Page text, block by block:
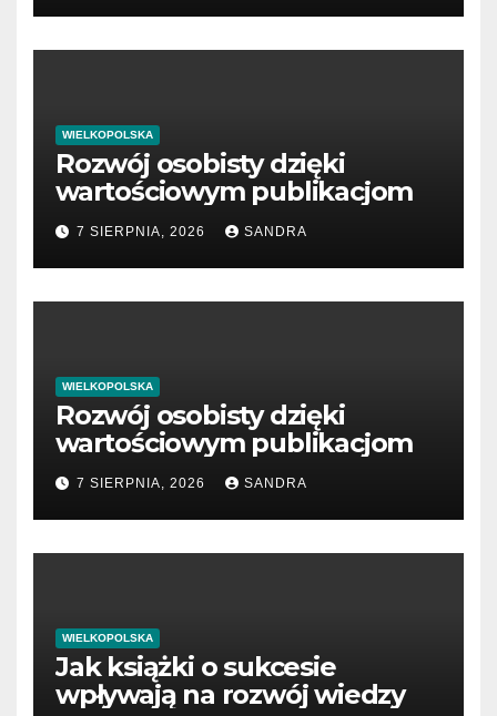
WIELKOPOLSKA
Rozwój osobisty dzięki
wartościowym publikacjom
7 SIERPNIA, 2026 SANDRA
WIELKOPOLSKA
Rozwój osobisty dzięki
wartościowym publikacjom
7 SIERPNIA, 2026 SANDRA
WIELKOPOLSKA
Jak książki o sukcesie
wpływają na rozwój wiedzy